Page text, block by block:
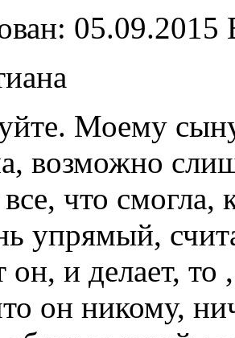
Моему
возможно
что
упрямый,
он, и делает,
он никому,